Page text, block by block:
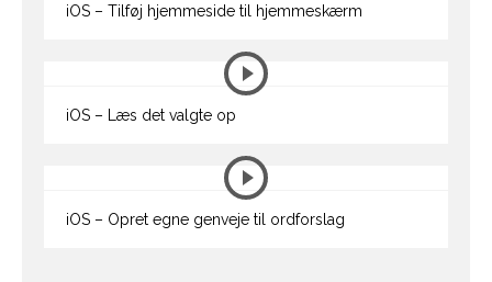
iOS – Tilføj hjemmeside til hjemmeskærm
iOS – Læs det valgte op
iOS – Opret egne genveje til ordforslag